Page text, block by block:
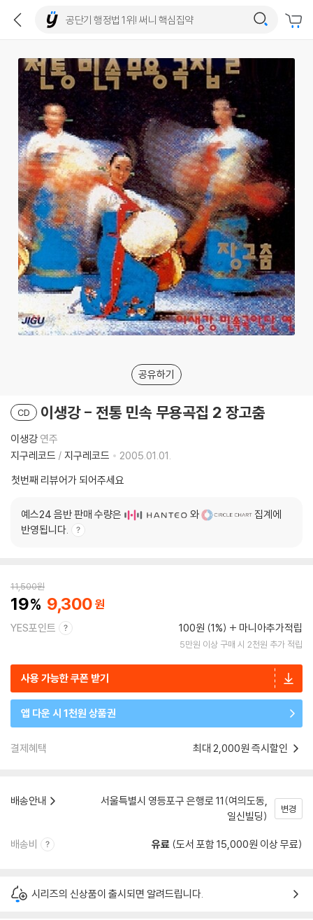
공유하기
CD 이생강 - 전통 민속 무용곡집 2 장고춤
이생강 연주
지구레코드 / 지구레코드
2005.01.01.
첫번째 리뷰어가 되어주세요
예스24 음반 판매 수량은 와
집계에
반영됩니다.
11,500원
19 9,300
YES포인트 100원 (1%) 마니아추가적립
5만원 이상 구매 시 2천원 추가 적립
사용 가능한 쿠폰 받기
앱 다운 시 1천원 상품권
결제혜택 최대 2,000원 즉시할인
배송안내
서울특별시 영등포구 은행로 11(여의도동,
일신빌딩)
변경
배송비 유료 (도서 포함 15,000원 이상 무료)
시리즈의 신상품이 출시되면 알려드립니다.